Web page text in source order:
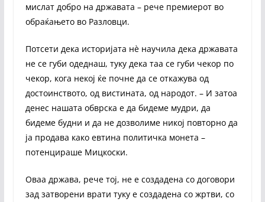
мислат добро на државата – рече премиерот во
обраќањето во Разловци.
Потсети дека историјата нè научила дека државата
не се губи одеднаш, туку дека таа се губи чекор по
чекор, кога некој ќе почне да се откажува од
достоинството, од вистината, од народот. – И затоа
денес нашата обврска е да бидеме мудри, да
бидеме будни и да не дозволиме никој повторно да
ја продава како евтина политичка монета –
потенцираше Мицкоски.
Оваа држава, рече тој, не е создадена со договори
зад затворени врати туку е создадена со жртви, со